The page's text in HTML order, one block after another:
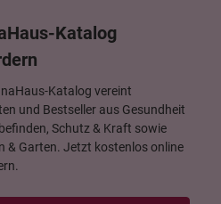
Katalog
Katalog vereint
und Bestseller aus Gesundheit
Schutz & Kraft sowie
& Garten. Jetzt kostenlos online